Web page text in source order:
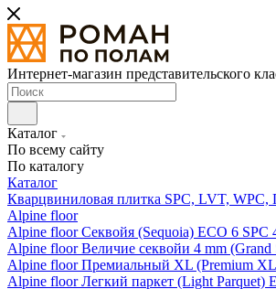
Интернет-магазин представительского
Каталог
По всему сайту
По каталогу
Каталог
Кварцвиниловая плитка SPC, LVT,
Alpine floor
Alpine floor Секвойя (Sequoia) ECO 6 SPC
Alpine floor Величие секвойи 4 mm
Alpine floor Премиальный XL (Premium
Alpine floor Легкий паркет (Light Parquet)